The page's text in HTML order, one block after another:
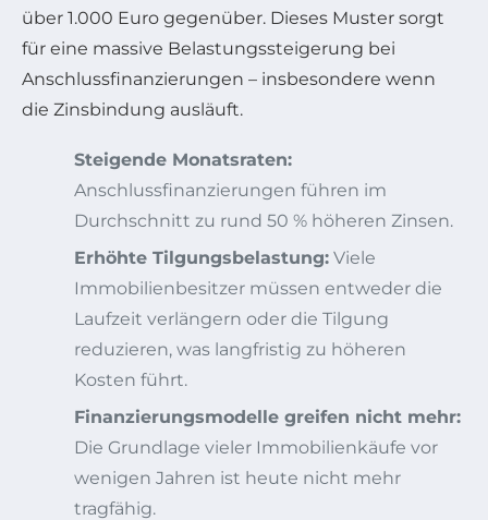
über 1.000 Euro gegenüber. Dieses Muster sorgt
für eine massive Belastungssteigerung bei
Anschlussfinanzierungen – insbesondere wenn
die Zinsbindung ausläuft.
Steigende Monatsraten:
Anschlussfinanzierungen führen im
Durchschnitt zu rund 50 % höheren Zinsen.
Erhöhte Tilgungsbelastung: Viele
Immobilienbesitzer müssen entweder die
Laufzeit verlängern oder die Tilgung
reduzieren, was langfristig zu höheren
Kosten führt.
Finanzierungsmodelle greifen nicht mehr:
Die Grundlage vieler Immobilienkäufe vor
wenigen Jahren ist heute nicht mehr
tragfähig.